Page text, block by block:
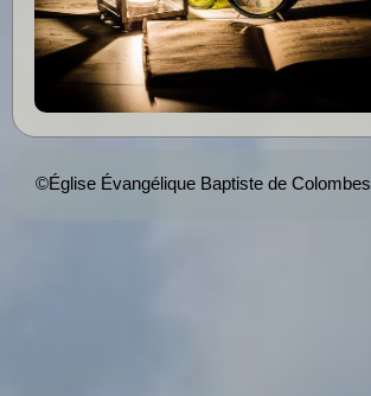
©Église Évangélique Baptiste de Colombes